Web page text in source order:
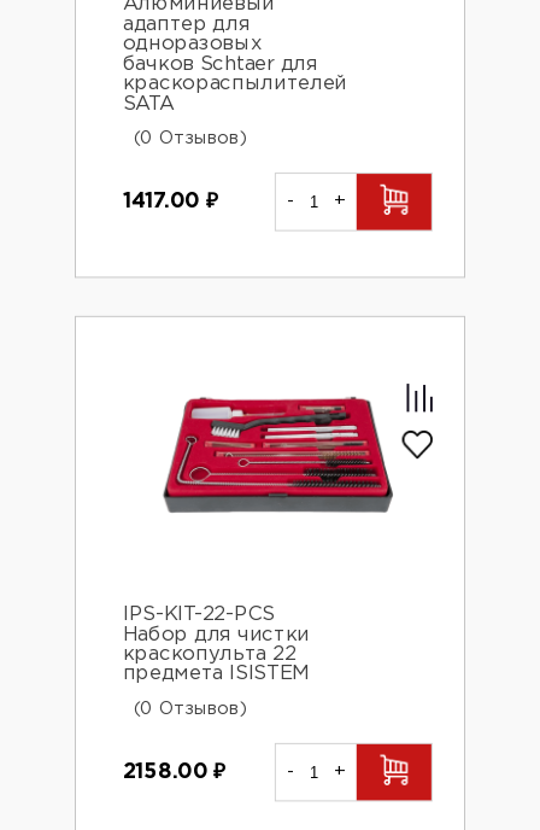
Алюминиевый
адаптер для
одноразовых
бачков Schtaer для
краскораспылителей
SATA
(0 Отзывов)
1417.00 ₽ - +
IPS-KIT-22-PCS
Набор для чистки
краскопульта 22
предмета ISISTEM
(0 Отзывов)
2158.00₽ - +